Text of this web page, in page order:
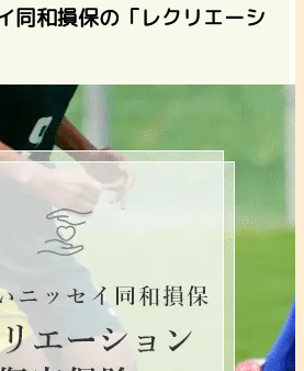
同和損保の「レクリエーシ